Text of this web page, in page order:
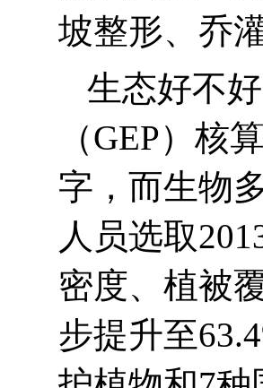
坡整形、乔
生态好不
（GEP）核
字，而生物
人员选取
密度、植被
步提升至